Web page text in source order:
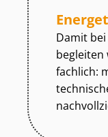
Damit
begleiten
fachlich: